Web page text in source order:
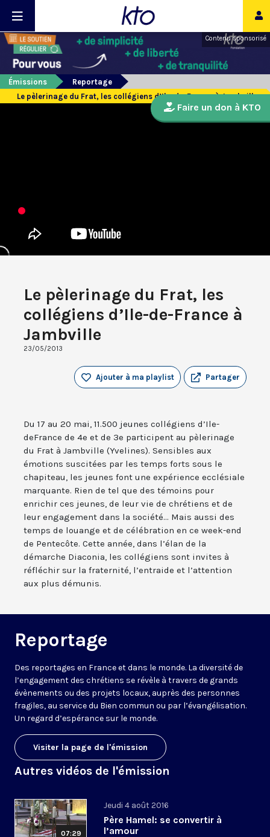
Contenu sponsorisé
Émissions
Reportage
Le pèlerinage du Frat, les collégiens d’Ile-de-France à Jambville
Le pèlerinage du Frat, les
collégiens d’Ile-de-France à
Jambville
23/05/2013
Partager
Ajouter à ma playlist
Du 17 au 20 mai, 11.500 jeunes collégiens d’Ile-
deFrance de 4e et de 3e participent au pèlerinage
du Frat à Jambville (Yvelines). Sensibles aux
émotions suscitées par les temps forts sous le
chapiteau, les jeunes font une expérience ecclésiale
marquante. Rien de tel que des témoins pour
enrichir ces jeunes, de leur vie de chrétiens et de
leur engagement dans la société... Mais aussi des
temps de louange et de célébration en ce week-end
de Pentecôte. Cette année, dans l’élan de la
démarche Diaconia, les collégiens sont invites à
réfléchir sur la fraternité, l’entraide et l’attention
aux plus démunis.
Reportage
Des reportages en France et dans le monde. La diversité de
l’engagement des chrétiens se révèle à travers de grands
évènements ou des projets locaux, auprès des personnes
fragiles, au service du Bien commun ou par l’évangélisation.
Un regard d’espérance sur le monde.
Visiter la page de l'émission
Autres vidéos de l'émission
07:29
Jeudi 4 août 2016
Père Hamel: se convertir à
l’amour
Faire un don à KTO